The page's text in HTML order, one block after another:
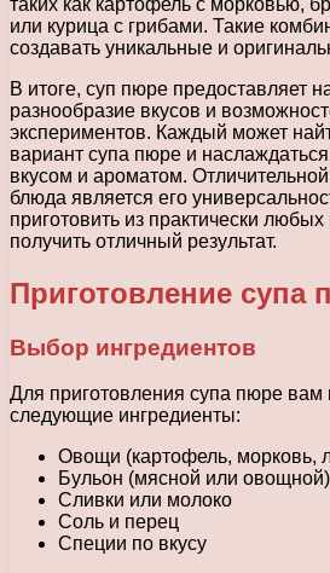
таких как картофель с морковью,
или курица с грибами. Такие
создавать уникальные и
В итоге, суп пюре предоставляет
разнообразие вкусов и
экспериментов. Каждый может
вариант супа пюре и
вкусом и ароматом.
блюда является его
приготовить из практически любых
получить отличный результат.
Приготовление супа
Выбор ингредиентов
Для приготовления супа пюре вам
следующие ингредиенты:
Овощи (картофель, морковь,
Бульон (мясной или овощной)
Сливки или молоко
Соль и перец
Специи по вкусу